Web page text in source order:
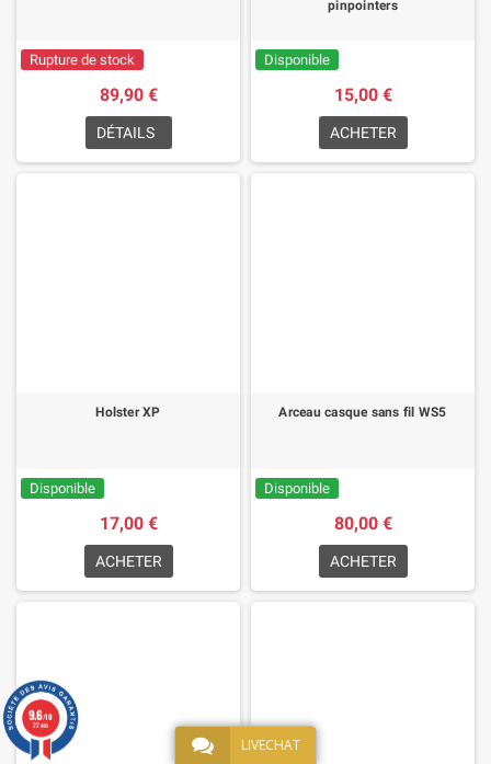
Rupture de stock
89,90 €
DÉTAILS
pinpointers
Disponible
15,00 €
ACHETER
Holster XP
Disponible
17,00 €
ACHETER
Arceau casque sans fil WS5
Disponible
80,00 €
ACHETER
LIVECHAT
9.6/10
22 avis